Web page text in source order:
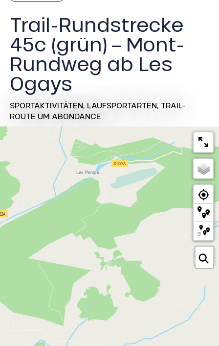
Trail-Rundstrecke
45c (grün) – Mont-
Rundweg ab Les
Ogays
SPORTAKTIVITÄTEN, LAUFSPORTARTEN, TRAIL-
ROUTE UM ABONDANCE